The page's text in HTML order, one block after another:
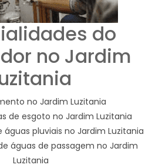
do
no Jardim
no Jardim Luzitania
de esgoto no Jardim Luzitania
pluviais no Jardim Luzitania
águas de passagem no Jardim
Luzitania